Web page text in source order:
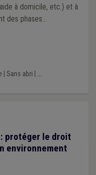
à domicile, etc.) et à
des phases
Sans abri ...
: protéger le droit
environnement